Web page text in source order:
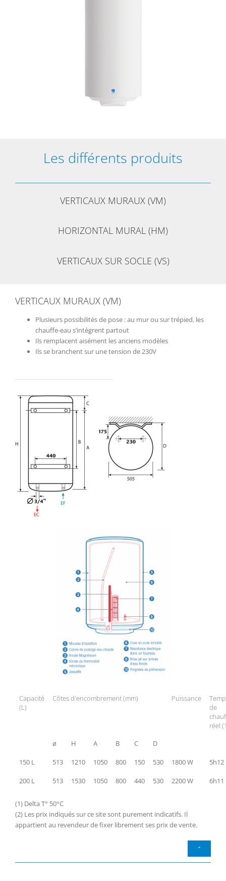
Les différents produits
VERTICAUX MURAUX (VM)
HORIZONTAL MURAL (HM)
VERTICAUX SUR SOCLE (VS)
VERTICAUX MURAUX (VM)
Plusieurs possibilités de pose : au mur ou sur trépied, les
chauffe-eau s’intègrent partout
Ils remplacent aisément les anciens modèles
Ils se branchent sur une tension de 230V
Capacité
(L)
Côtes d'encombrement (mm) Puissance
de
réel
ø
H A B C D
150 L 513 1210 1050 800 150 530 1800 W 5h12
200 L 513 1530 1050 800 440 530 2200 W 6h11
(1) Delta T° 50°C
(2) Les prix indiqués sur ce site sont purement indicatifs. Il
appartient au revendeur de fixer librement ses prix de vente.
^